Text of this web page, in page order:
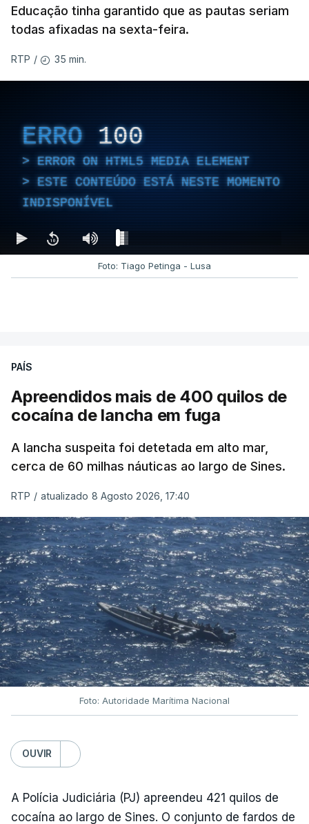
Educação tinha garantido que as pautas seriam
todas afixadas na sexta-feira.
RTP / 35 min.
ERRO 100
ERROR ON HTML5 MEDIA ELEMENT
ESTE CONTEÚDO ESTÁ NESTE MOMENTO
INDISPONÍVEL
Foto: Tiago Petinga - Lusa
PAÍS
Apreendidos mais de 400 quilos de
cocaína de lancha em fuga
A lancha suspeita foi detetada em alto mar,
cerca de 60 milhas náuticas ao largo de Sines.
RTP / atualizado 8 Agosto 2026, 17:40
Foto: Autoridade Marítima Nacional
OUVIR
A Polícia Judiciária (PJ) apreendeu 421 quilos de
cocaína ao largo de Sines. O conjunto de fardos de